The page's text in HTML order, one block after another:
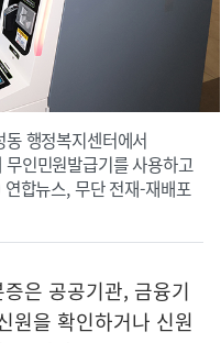
행정복지센터에서
인민원발급기를 사용하고
합뉴스, 무단 전재-재배포
은 공공기관, 금융기
원을 확인하거나 신원